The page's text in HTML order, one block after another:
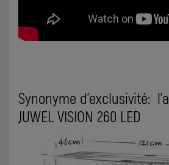
Synonyme d’exclusivité:
JUWEL VISION 260 LED